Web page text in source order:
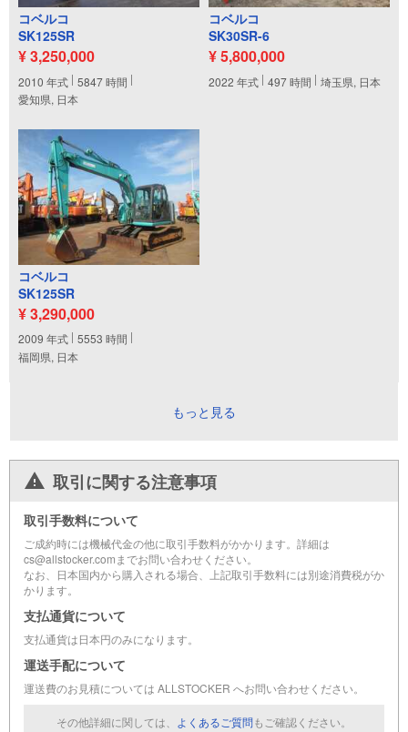
コベルコ
SK125SR
¥ 3,250,000
2010 年式 5847時間
愛知県, 日本
コベルコ
SK30SR-6
¥ 5,800,000
2022 年式 497時間 埼玉県, 日本
コベルコ
SK125SR
¥ 3,290,000
2009 年式 5553 時間
福岡県, 日本
もっと見る
取引に関する注意事項
取引手数料について
ご成約時には機械代金の他に取引手数料がかかります。詳細は
cs@allstocker.comまでお問い合わせください。
なお、日本国内から購入される場合、上記取引手数料には別途消費税がか
かります。
支払通貨について
支払通貨は日本円のみになります。
運送手配について
運送費のお見積については ALLSTOCKER へお問い合わせください。
その他詳細に関しては、 よくあるご質問もご確認ください。